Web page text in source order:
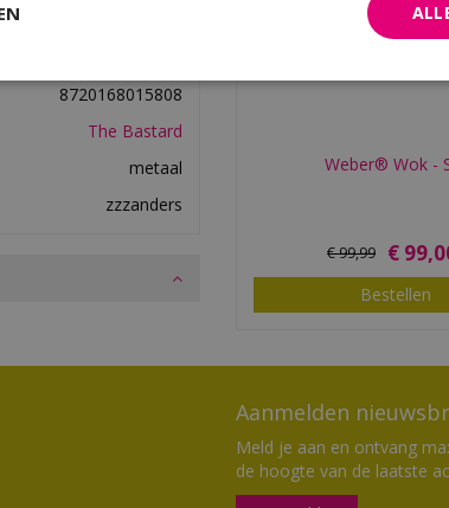
8720168015808
The Bastard
metaal
zzzanders
Weber® Wok -
€99,99 € 99,
Bestellen
Aanmelden
Meld je aan en ontvang
de hoogte van de laatste